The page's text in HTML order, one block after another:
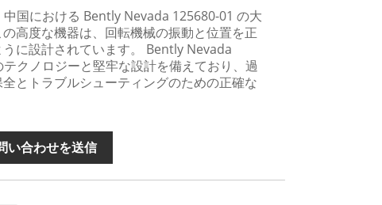
国における Bently Nevada 125680-01 の大
高度な機器は、回転機械の振動と位置を正
に設計されています。 Bently Nevada
クノロジーと堅牢な設計を備えており、過
とトラブルシューティングのための正確な
い合わせを送信